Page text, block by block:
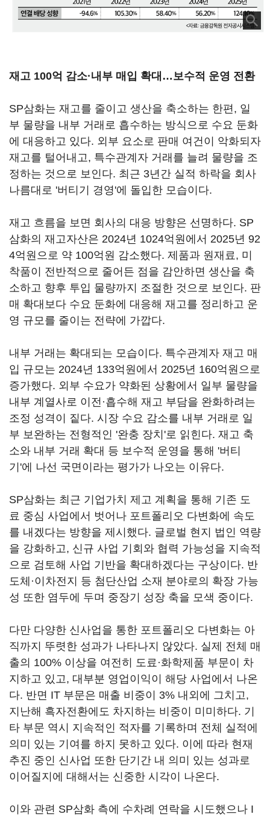
재고 100억 감소·내부 매입 확대…보수적 운영 전환
SP삼화는 재고를 줄이고 생산을 축소하는 한편, 일
부 물량을 내부 거래로 흡수하는 방식으로 수요 둔화
에 대응하고 있다. 외부 요소로 판매 여건이 악화되자
재고를 털어내고, 특수관계자 거래를 늘려 물량을 조
정하는 것으로 보인다. 최근 3년간 실적 하락을 회사
나름대로 '버티기 경영'에 돌입한 모습이다.
재고 흐름을 보면 회사의 대응 방향은 선명하다. SP
삼화의 재고자산은 2024년 1024억원에서 2025년 92
4억원으로 약 100억원 감소했다. 제품과 원재료, 미
착품이 전반적으로 줄어든 점을 감안하면 생산을 축
소하고 향후 투입 물량까지 조절한 것으로 보인다. 판
매 확대보다 수요 둔화에 대응해 재고를 정리하고 운
영 규모를 줄이는 전략에 가깝다.
내부 거래는 확대되는 모습이다. 특수관계자 재고 매
입 규모는 2024년 133억원에서 2025년 160억원으로
증가했다. 외부 수요가 약화된 상황에서 일부 물량을
내부 계열사로 이전·흡수해 재고 부담을 완화하려는
조정 성격이 짙다. 시장 수요 감소를 내부 거래로 일
부 보완하는 전형적인 '완충 장치'로 읽힌다. 재고 축
소와 내부 거래 확대 등 보수적 운영을 통해 '버티
기'에 나선 국면이라는 평가가 나오는 이유다.
SP삼화는 최근 기업가치 제고 계획을 통해 기존 도
료 중심 사업에서 벗어나 포트폴리오 다변화에 속도
를 내겠다는 방향을 제시했다. 글로벌 현지 법인 역량
을 강화하고, 신규 사업 기회와 협력 가능성을 지속적
으로 검토해 사업 기반을 확대하겠다는 구상이다. 반
도체·이차전지 등 첨단산업 소재 분야로의 확장 가능
성 또한 염두에 두며 중장기 성장 축을 모색 중이다.
다만 다양한 신사업을 통한 포트폴리오 다변화는 아
직까지 뚜렷한 성과가 나타나지 않았다. 실제 전체 매
출의 100% 이상을 여전히 도료·화학제품 부문이 차
지하고 있고, 대부분 영업이익이 해당 사업에서 나온
다. 반면 IT 부문은 매출 비중이 3% 내외에 그치고,
지난해 흑자전환에도 차지하는 비중이 미미하다. 기
타 부문 역시 지속적인 적자를 기록하며 전체 실적에
의미 있는 기여를 하지 못하고 있다. 이에 따라 현재
추진 중인 신사업 또한 단기간 내 의미 있는 성과로
이어질지에 대해서는 신중한 시각이 나온다.
이와 관련 SP삼화 측에 수차례 연락을 시도했으나 I